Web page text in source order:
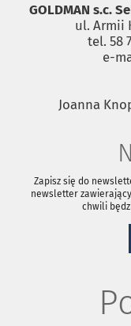
GOLDMAN s.c.
ul. Armii
tel. 58
e-
Joanna
Zapisz się do
newsletter
chwili